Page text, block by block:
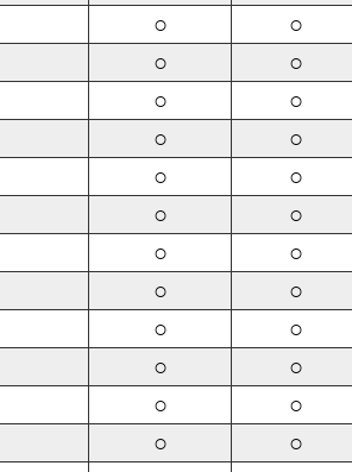
○ ○
○ ○
○ ○
○ ○
○ ○
○ ○
○ ○
○ ○
○ ○
○ ○
○ ○
○ ○